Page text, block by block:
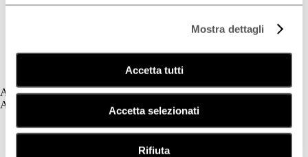
Mostra dettagli
Accetta tutti
Accetta selezionati
Rifiuta
Dermatite Seborroica
Secchezza Cutanea
Assistenza
Assistenza
Prima Parte